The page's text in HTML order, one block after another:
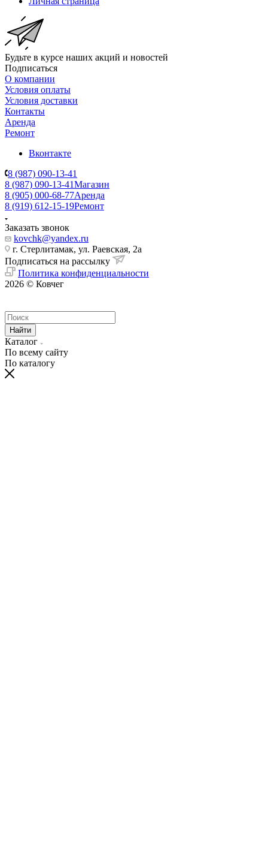
Будьте в курсе наших акций и новостей
Подписаться
О компании
Условия оплаты
Условия доставки
Контакты
Аренда
Ремонт
Вконтакте
8 (987) 090-13-41
8 (987) 090-13-41Магазин
8 (905) 000-68-77Аренда
8 (919) 612-15-19Ремонт
Заказать звонок
kovchk@yandex.ru
г. Стерлитамак, ул. Раевская, 2а
Подписаться на рассылку
Политика конфиденциальности
2026 © Ковчег
Найти
Каталог
По всему сайту
По каталогу